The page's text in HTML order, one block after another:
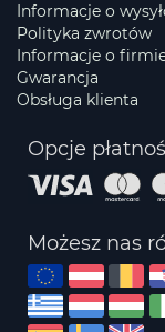
Informacje o
Polityka zwrotów
Informacje o
Gwarancja
Obsługa klienta
Opcje
Możesz nas